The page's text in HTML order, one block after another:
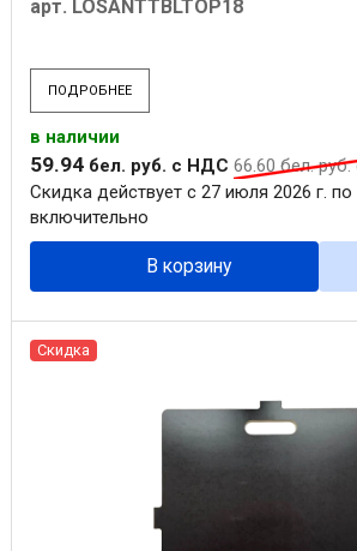
арт. LOSANTTBLTOP18
ПОДРОБНЕЕ
в наличии
59.94 бел. руб. с НДС 66.60бел. руб.
Скидка действует с 27 июля 2026 г. по
включительно
В корзину
Скидка